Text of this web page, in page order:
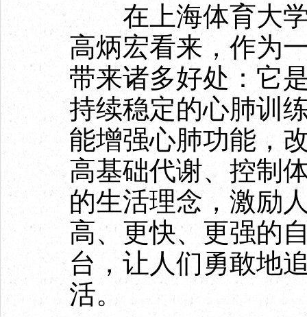
在上海体育大学
高炳宏看来，作为
带来诸多好处：它
持续稳定的心肺训
能增强心肺功能，
高基础代谢、控制
的生活理念，激励
高、更快、更强的
台，让人们勇敢地
活。